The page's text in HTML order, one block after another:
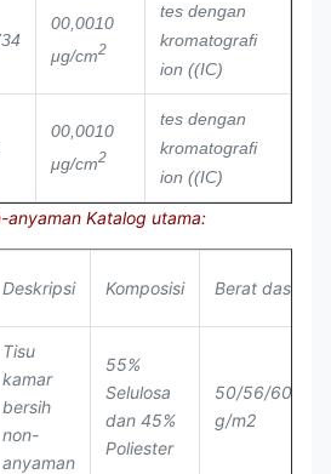
00,0010
μg/cm2
tes dengan
kromatografi
ion ((IC)
00,0010
μg/cm2
tes dengan
kromatografi
ion ((IC)
anyaman Katalog utama:
Deskripsi Komposisi Berat dasar
Tisu
kamar
bersih
non-
anyaman
55%
Selulosa
dan 45%
Poliester
50/56/60/68
g/m2